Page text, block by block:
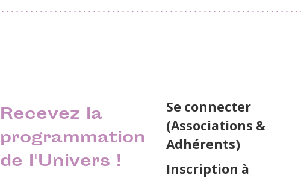
Recevez la
programmation
de l'Univers !
Se connecter
(Associations &
Adhérents)
Inscription à